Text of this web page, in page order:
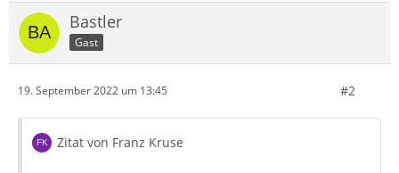
Bastler
Gast
19. September 2022 um 13:45 #2
Zitat von Franz Kruse